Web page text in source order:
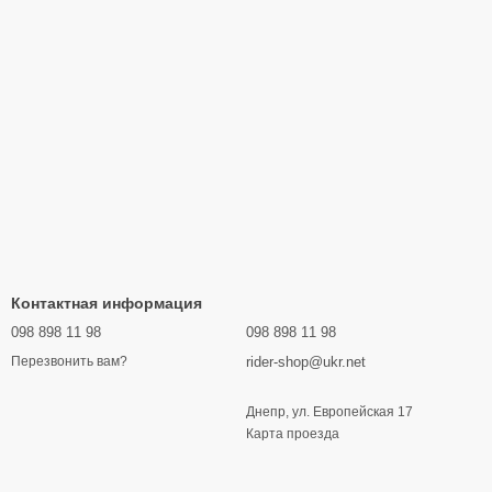
Контактная информация
098 898 11 98
Перезвонить вам?
098 898 11 98
rider-shop@ukr.net
Днепр, ул. Европейская 17
Карта проезда